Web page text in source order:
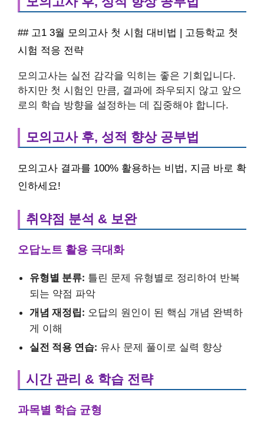
## 고1 3월 모의고사 첫 시험 대비법 | 고등학교 첫
시험 적응 전략
모의고사는 실전 감각을 익히는 좋은 기회입니다.
하지만 첫 시험인 만큼, 결과에 좌우되지 않고 앞으
로의 학습 방향을 설정하는 데 집중해야 합니다.
모의고사 후, 성적 향상 공부법
모의고사 결과를 100% 활용하는 비법, 지금 바로 확
인하세요!
취약점 분석 & 보완
오답노트 활용 극대화
유형별 분류: 틀린 문제 유형별로 정리하여 반복
되는 약점 파악
개념 재정립: 오답의 원인이 된 핵심 개념 완벽하
게 이해
실전 적용 연습: 유사 문제 풀이로 실력 향상
시간 관리 & 학습 전략
과목별 학습 균형